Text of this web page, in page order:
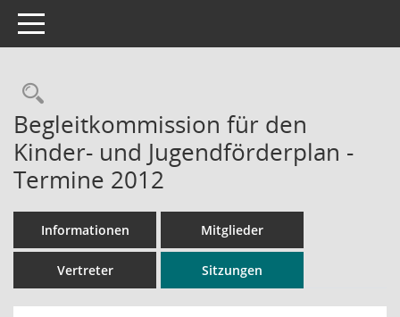
Toggle navigation
Rechercheauswahl
Begleitkommission für den
Kinder- und Jugendförderplan -
Termine 2012
Informationen Mitglieder
Vertreter Sitzungen